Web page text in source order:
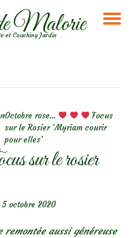
Malorie
et Coaching Jardin
Octobre rose…
Focus
sur le Rosier ‘Myriam courir
pour elles’
sur le rosier
5 octobre 2020
aussi généreuse